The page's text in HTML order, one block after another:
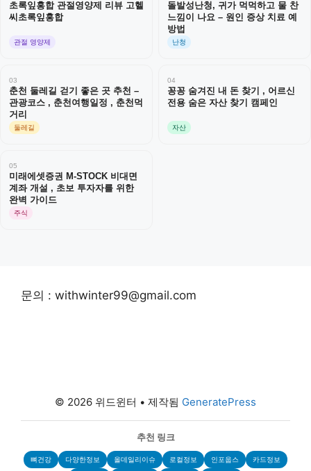
초록잎홍합 관절영양제 리뷰 고헬
씨초록잎홍합
관절 영양제
돌발성난청, 귀가 먹먹하고 물 찬
느낌이 나요 – 원인 증상 치료 예
방법
난청
03
춘천 둘레길 걷기 좋은 곳 추천 –
관광코스 , 춘천여행일정 , 춘천먹
거리
둘레길
04
꽁꽁 숨겨진 내 돈 찾기 , 어르신
전용 숨은 자산 찾기 캠페인
자산
05
미래에셋증권 M-STOCK 비대면
계좌 개설 , 초보 투자자를 위한
완벽 가이드
주식
문의 : withwinter99@gmail.com
© 2026 위드윈터 • 제작됨 GeneratePress
추천 링크
뼈건강 다양한정보 올데일리이슈 로컬정보 인포웁스 카드정보